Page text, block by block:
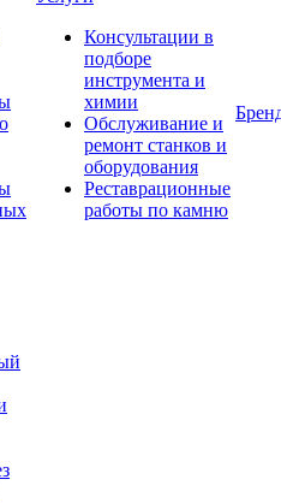
Консультации в
подборе
инструмента и
химии
Обслуживание и
ремонт станков и
оборудования
Реставрационные
работы по камню